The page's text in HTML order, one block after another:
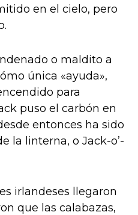
en el cielo, pero
o maldito a
única «ayuda»,
para
puso el carbón en
entonces ha sido
la linterna, o Jack-o’-
irlandeses llegaron
que las calabazas,